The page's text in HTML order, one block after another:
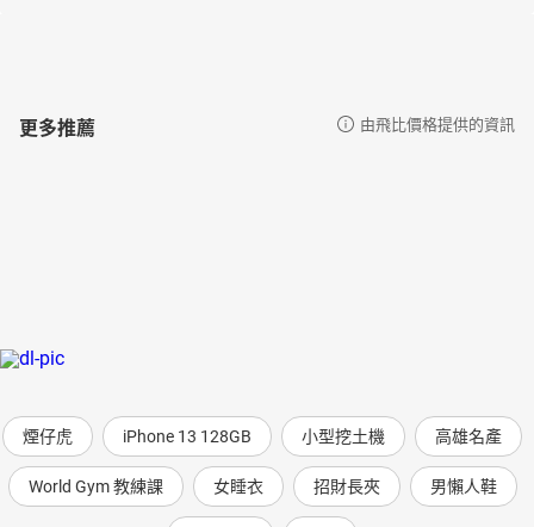
更多推薦 由飛比價格提供的資訊
煙仔虎 iPhone 13 128GB 小型挖土機 高雄名產
World Gym 教練課 女睡衣 招財長夾 男懶人鞋